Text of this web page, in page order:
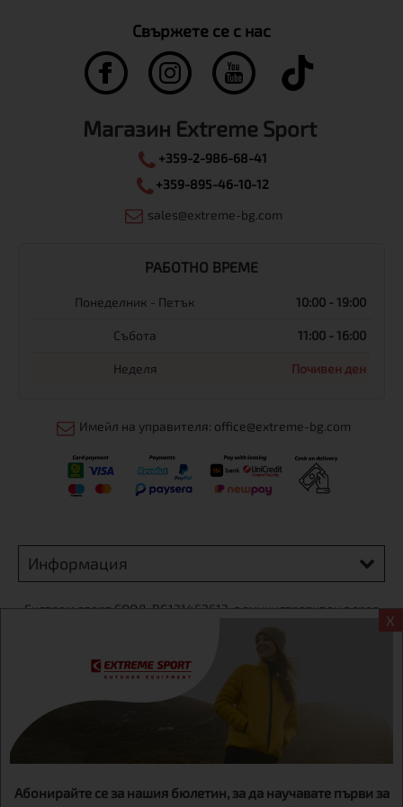
X
Абонирайте се за нашия бюлетин, за да научавате първи за
Свържете се с нас
Магазин Extreme Sport
+359-2-986-68-41
+359-895-46-10-12
sales@extreme-bg.com
РАБОТНО ВРЕМЕ
Понеделник - Петък 10:00 - 19:00
Събота 11:00 - 16:00
Неделя Почивен ден
Имейл на управителя: office@extreme-bg.com
Информация
Екстрем спорт ЕООД, BG131452613, административен адрес